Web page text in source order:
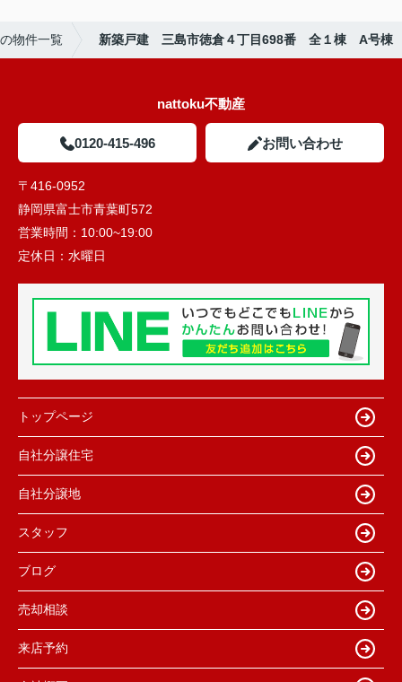
物件一覧 新築戸建 三島市徳倉４丁目698番 全１棟 A号棟
nattoku不動産
0120-415-496 お問い合わせ
〒416-0952
静岡県富士市青葉町572
営業時間： 10:00~19:00
定休日： 水曜日
トップページ
自社分譲住宅
自社分譲地
スタッフ
ブログ
売却相談
来店予約